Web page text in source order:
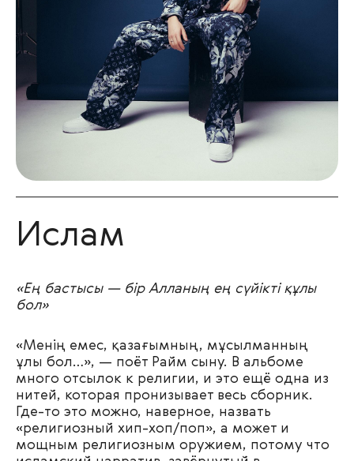
Ислам
«Ең бастысы — бір Алланың ең сүйікті құлы
бол»
«Менің емес, қазағымның, мұсылманның
ұлы бол…», — поёт Райм сыну. В альбоме
много отсылок к религии, и это ещё одна из
нитей, которая пронизывает весь сборник.
Где-то это можно, наверное, назвать
«религиозный хип-хоп/поп», а может и
мощным религиозным оружием, потому что